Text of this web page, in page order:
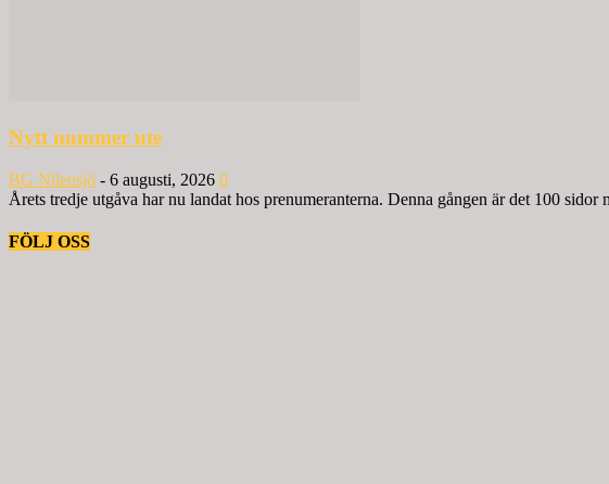
Nytt nummer ute
BG Nilensjö - 6 augusti, 2026 0
Årets tredje utgåva har nu landat hos prenumeranterna. Denna gången är det 100
FÖLJ OSS